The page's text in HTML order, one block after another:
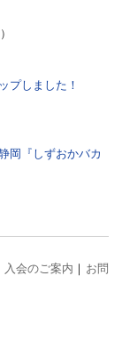
プしました！
岡『しずおかバカ
入会のご案内 お問